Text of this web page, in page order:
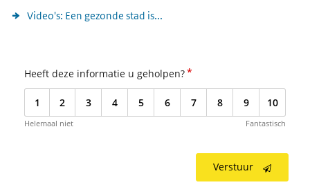
Video's: Een gezonde stad is...
Heeft deze informatie u geholpen?*
1 2 3 4 5 6 7 8 9 10
Helemaal niet Fantastisch
Verstuur